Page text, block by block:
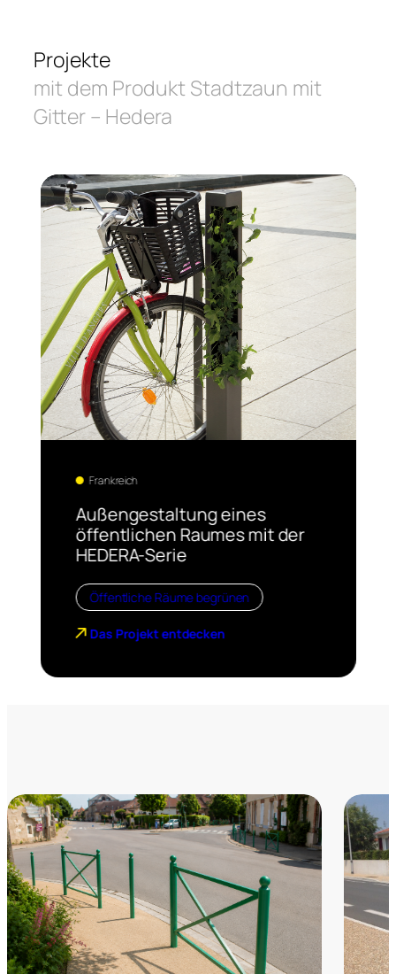
Projekte
mit dem Produkt Stadtzaun mit
Gitter – Hedera
Frankreich
Außengestaltung eines
öffentlichen Raumes mit der
HEDERA-Serie
Öffentliche Räume begrünen
Das Projekt entdecken